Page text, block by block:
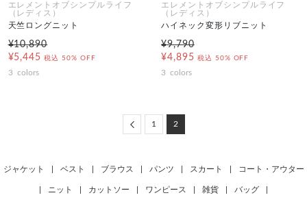
エレメントオブシンプルライフ
（レディス）
天竺ロングニット
¥10,890
¥5,445 税込 50% OFF
3 colors
エレメントオブシンプルライフ
（レディス）
ハイネック変形リブニット
¥9,790
¥4,895 税込 50% OFF
3 colors
Previous
1 2
ジャケット ベスト ブラウス パンツ スカート コート・アウター
ニット カットソー ワンピース 雑貨 バッグ